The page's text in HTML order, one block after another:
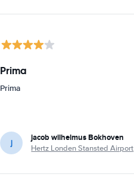
Prima
Prima
j jacob wilhelmus Bokhoven
Hertz Londen Stansted Airport